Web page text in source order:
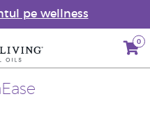
pe wellness
0